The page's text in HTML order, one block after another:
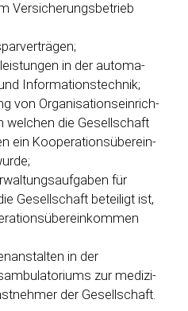
Versiche­rungs­betrieb
in der automa­
Informations­­technik;
von Organi­sa­ti­ons­ein­rich­
welchen die Gesell­schaft
ein Koopera­ti­ons­über­ein­
für
Gesell­schaft beteiligt ist,
in der
zur medizi­
der Gesell­schaft.